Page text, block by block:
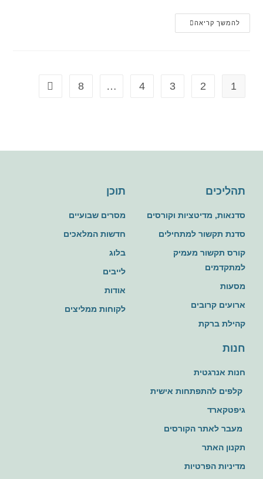
להמשך קריאה
1
2
3
4
…
8
תהליכים
סדנאות, מדיטציות וקורסים
סדנת תקשור למתחילים
קורס תקשור מעמיק
למתקדמים
מסעות
ארועים קרובים
קהילת ברקת
תוכן
מסרים שבועיים
חדשות המלאכים
בלוג
לייבים
אודות
לקוחות ממליצים
חנות
חנות אנרגטית
קלפים להתפתחות אישית
גיפטקארד
מעבר לאתר הקורסים
תקנון האתר
מדיניות הפרטיות